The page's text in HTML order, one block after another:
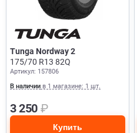
Tunga Nordway 2
175/70 R13 82Q
Артикул: 157806
В наличии в 1 магазине: 1 шт.
3 250 ₽
Купить